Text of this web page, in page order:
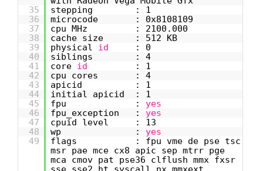
35
stepping : 1
36
microcode : 0x8108109
37
cpu MHz : 2100.000
38
cache size : 512 KB
39
physical id
: 0
40
siblings : 4
41
core id
: 1
42
cpu cores : 4
43
apicid : 1
44
initial apicid : 1
45
fpu : yes
46
fpu_exception : yes
47
cpuid level : 13
48
wp : yes
49
flags : fpu vme de pse tsc
msr pae mce cx8 apic sep mtrr pge
mca cmov pat pse36 clflush mmx fxsr